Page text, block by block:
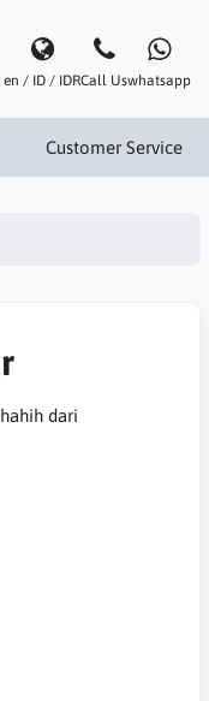
en / ID / IDRCall Uswhatsapp
Customer Service
dari